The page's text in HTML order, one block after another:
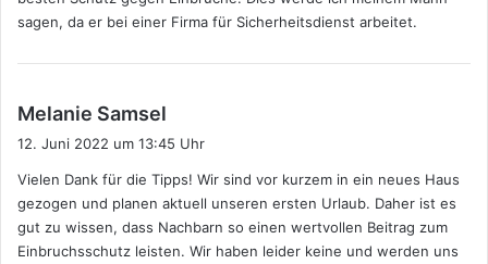
sagen, da er bei einer Firma für Sicherheitsdienst arbeitet.
Melanie Samsel
t
:
12. Juni 2022 um 13:45 Uhr
Vielen Dank für die Tipps! Wir sind vor kurzem in ein neues Haus
gezogen und planen aktuell unseren ersten Urlaub. Daher ist es
gut zu wissen, dass Nachbarn so einen wertvollen Beitrag zum
Einbruchsschutz leisten. Wir haben leider keine und werden uns